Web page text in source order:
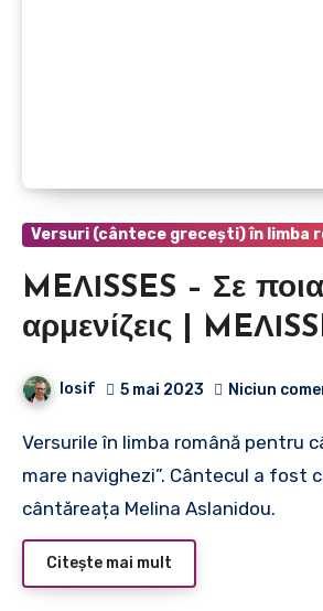
Versuri (cântece grecești) în limba
MEΛΙSSES – Σε
αρμενίζεις |
ce mare navighezi
Iosif 5 mai 2023 Niciun
Versurile în limba română pentru cântecul „Pe ce
mare navighezi”. Cântecul a fost
cântăreața Melina Aslanidou.
Citește mai mult